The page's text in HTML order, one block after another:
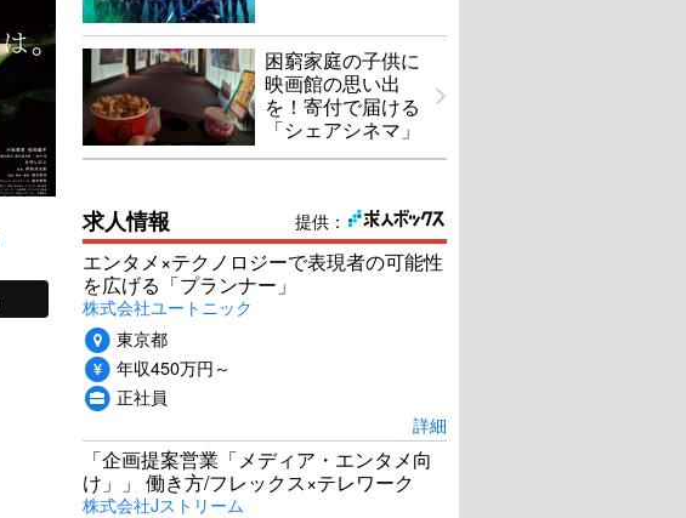
春画先生
U-NEXTで見る
スイート・マイホーム
困窮家庭の子供に
映画館の思い出
を！寄付で届ける
「シェアシネマ」
提供：
求人情報
エンタメ×テクノロジーで表現者の可能性
を広げる「プランナー」
株式会社ユートニック
東京都
年収450万円～
正社員
詳細
「企画提案営業「メディア・エンタメ向
け」」 働き方/フレックス×テレワーク
株式会社Jストリーム